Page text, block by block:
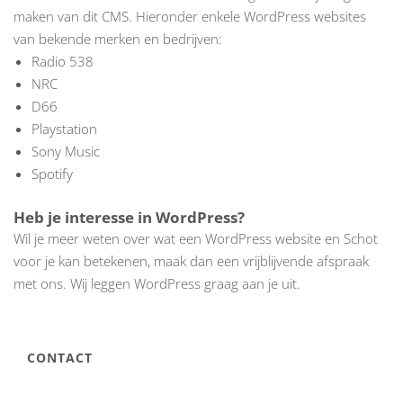
maken van dit CMS. Hieronder enkele WordPress websites
van bekende merken en bedrijven:
Radio 538
NRC
D66
Playstation
Sony Music
Spotify
Heb je interesse in WordPress?
Wil je meer weten over wat een WordPress website en Schot
voor je kan betekenen, maak dan een vrijblijvende afspraak
met ons. Wij leggen WordPress graag aan je uit.
CONTACT